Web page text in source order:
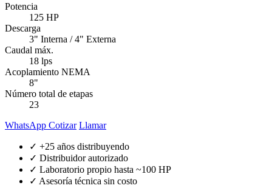
Potencia
125 HP
Descarga
3" Interna / 4" Externa
Caudal máx.
18 lps
Acoplamiento NEMA
8"
Número total de etapas
23
WhatsApp Cotizar Llamar
✓ +25 años distribuyendo
✓ Distribuidor autorizado
✓ Laboratorio propio hasta ~100 HP
✓ Asesoría técnica sin costo